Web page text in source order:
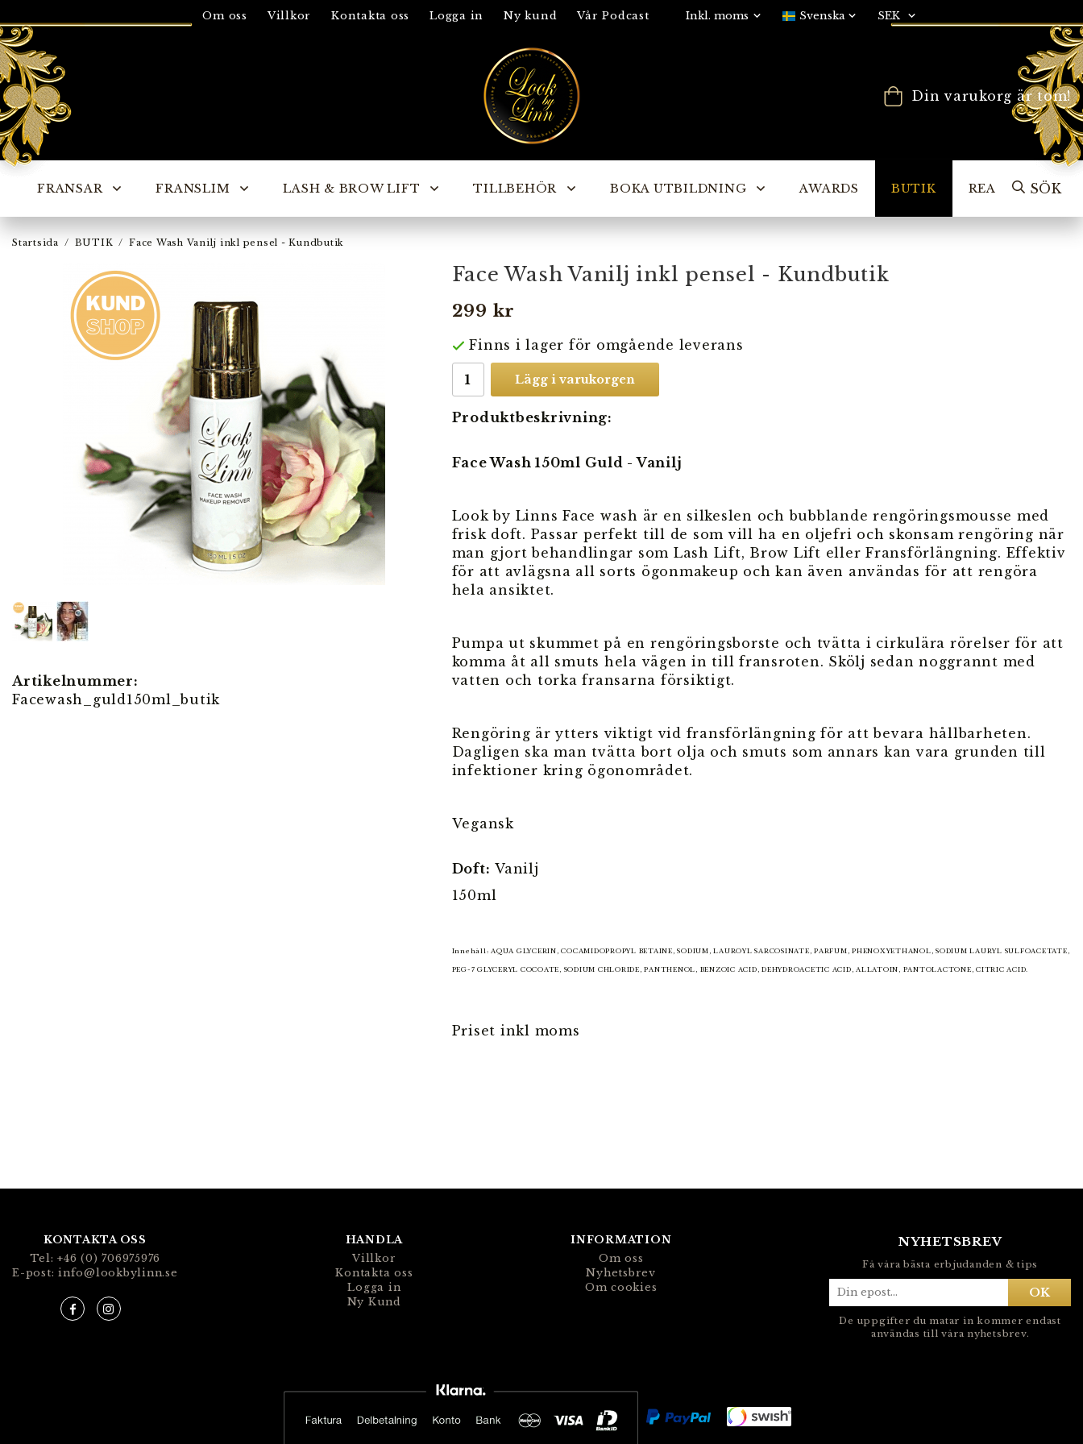
Om oss Villkor Kontakta oss Logga in Ny kund Vår Podcast
Din varukorg är tom!
FRANSAR FRANSLIM LASH & BROW LIFT TILLBEHÖR BOKA UTBILDNING AWARDS BUTIK REA SÖK
Startsida / BUTIK / Face Wash Vanilj inkl pensel - Kundbutik
Face Wash Vanilj inkl pensel - Kundbutik
299 kr
Finns i lager för omgående leverans
Lägg i varukorgen
Produktbeskrivning:
Face Wash 150ml Guld - Vanilj
Look by Linns Face wash är en silkeslen och bubblande rengöringsmousse med
frisk doft. Passar perfekt till de som vill ha en oljefri och skonsam rengöring när
man gjort behandlingar som Lash Lift, Brow Lift eller Fransförlängning. Effektiv
för att avlägsna all sorts ögonmakeup och kan även användas för att rengöra
hela ansiktet.
Pumpa ut skummet på en rengöringsborste och tvätta i cirkulära rörelser för att
komma åt all smuts hela vägen in till fransroten. Skölj sedan noggrannt med
vatten och torka fransarna försiktigt.
Rengöring är ytters viktigt vid fransförlängning för att bevara hållbarheten.
Dagligen ska man tvätta bort olja och smuts som annars kan vara grunden till
infektioner kring ögonområdet.
Vegansk
Doft: Vanilj
150ml
Innehåll: AQUA GLYCERIN, COCAMIDOPROPYL BETAINE, SODIUM, LAUROYL SARCOSINATE, PARFUM, PHENOXYETHANOL, SODIUM LAURYL SULFOACETATE,
PEG-7 GLYCERYL COCOATE, SODIUM CHLORIDE, PANTHENOL, BENZOIC ACID, DEHYDROACETIC ACID, ALLATOIN, PANTOLACTONE, CITRIC ACID.
Priset inkl moms
Artikelnummer:
Facewash_guld150ml_butik
KONTAKTA OSS
Tel: +46 (0) 706975976
E-post: info@lookbylinn.se
HANDLA
Villkor
Kontakta oss
Logga in
Ny Kund
INFORMATION
Om oss
Nyhetsbrev
Om cookies
NYHETSBREV
Få våra bästa erbjudanden & tips
OK
De uppgifter du matar in kommer endast
användas till våra nyhetsbrev.